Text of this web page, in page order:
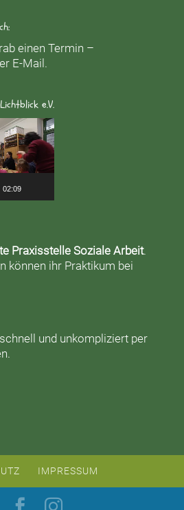
einen Termin –
E-Mail.
e.V.
02:09
Praxisstelle Soziale Arbeit.
können ihr Praktikum bei
und unkompliziert per
IMPRESSUM